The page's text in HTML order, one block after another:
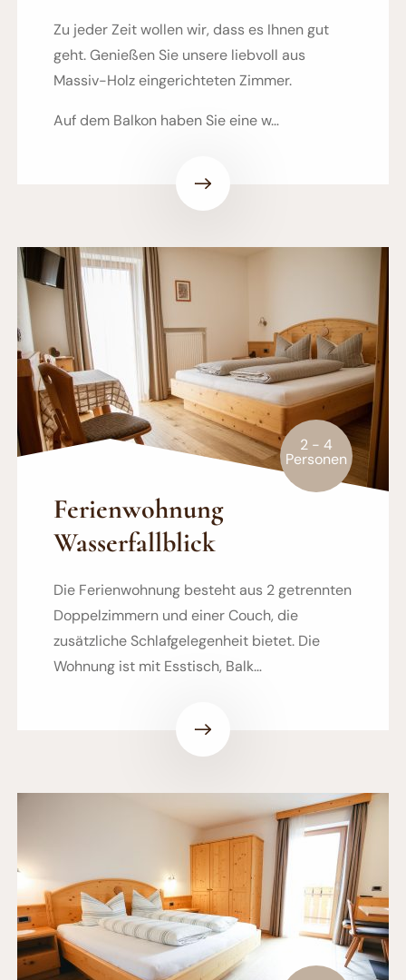
Zu jeder Zeit wollen wir, dass es Ihnen gut
geht. Genießen Sie unsere liebvoll aus
Massiv-Holz eingerichteten Zimmer.
Auf dem Balkon haben Sie eine w…
2 - 4
Personen
Ferienwohnung
Wasserfallblick
Die Ferienwohnung besteht aus 2 getrennten
Doppelzimmern und einer Couch, die
zusätzliche Schlafgelegenheit bietet. Die
Wohnung ist mit Esstisch, Balk…